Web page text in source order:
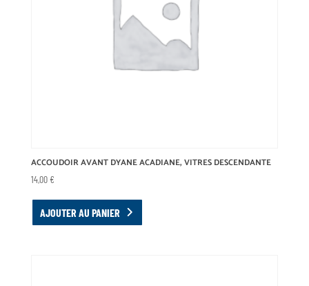
ACCOUDOIR AVANT DYANE ACADIANE, VITRES DESCENDANTE
14,00€
AJOUTER AU PANIER